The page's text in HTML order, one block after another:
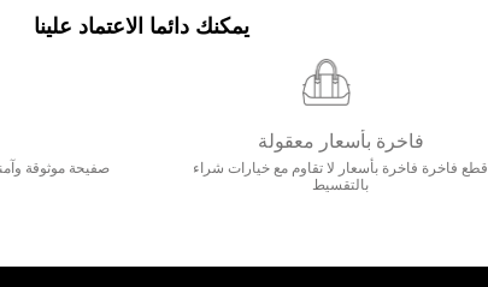
يمكنك دائما الاعتماد علينا
فاخرة بأسعار معقولة
قطع فاخرة فاخرة بأسعار لا تقاوم مع خيارات شراء
بالتقسيط